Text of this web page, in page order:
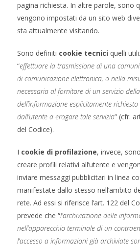
pagina richiesta. In altre parole, sono
vengono impostati da un sito web
sta attualmente visitando.
Sono definiti cookie tecnici quelli
“effettuare la trasmissione di una
di comunicazione elettronica, o nella
necessaria al fornitore di un servizio
dell’informazione esplicitamente
dall’utente a erogare tale servizio” (cfr.
del Codice).
I cookie di profilazione, invece,
creare profili relativi all’utente e
inviare messaggi pubblicitari in linea
manifestate dallo stesso nell’ambito
rete. Ad essi si riferisce l’art. 122 del
prevede che “l’archiviazione delle
nell’apparecchio terminale di un
l’accesso a informazioni già archiviate